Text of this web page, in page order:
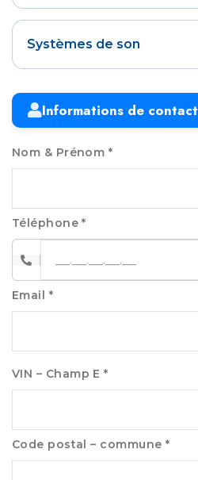
Systèmes de son
Informations de contact
Nom & Prénom *
Téléphone *
Email *
VIN – Champ E *
Code postal – commune *